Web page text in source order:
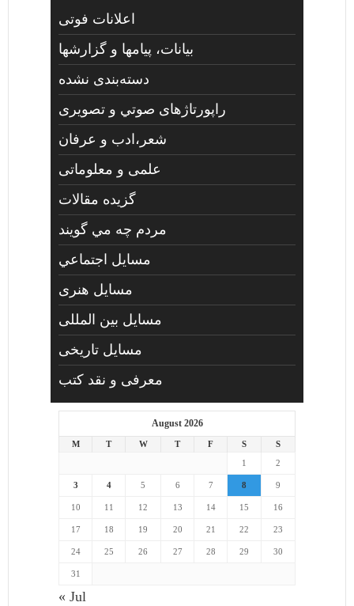
اعلانات فوتی
بیانات، پیامها و گزارشها
دسته‌بندی نشده
راپورتاژهای صوتي و تصويری
شعر،ادب و عرفان
علمی و معلوماتی
گزیده مقالات
مردم چه مي گويند
مسايل اجتماعي
مسايل هنری
مسایل بین المللی
مسایل تاریخی
معرفی و نقد کتب
August 2026
M T W T F S
S
1
2
3 4 5 6 7 8 9
10 11 12 13 14 15 16
17 18 19 20 21 22 23
24 25 26 27 28 29 30
31
« Jul